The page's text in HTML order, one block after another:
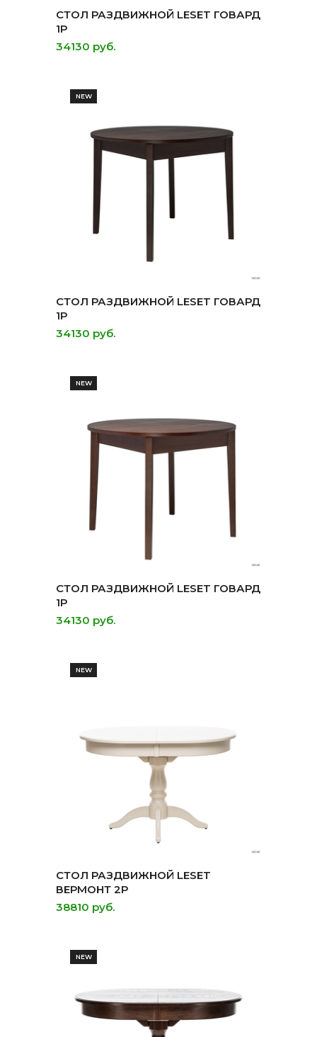
СТОЛ РАЗДВИЖНОЙ LESET ГОВАРД
1Р
34130 руб.
NEW
СТОЛ РАЗДВИЖНОЙ LESET ГОВАРД
1Р
34130 руб.
NEW
СТОЛ РАЗДВИЖНОЙ LESET ГОВАРД
1Р
34130 руб.
NEW
СТОЛ РАЗДВИЖНОЙ LESET
ВЕРМОНТ 2Р
38810 руб.
NEW